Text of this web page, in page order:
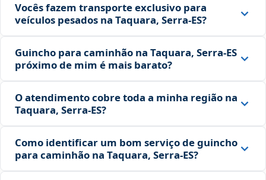
Vocês fazem transporte exclusivo para
veículos pesados na Taquara, Serra‑ES?
Guincho para caminhão na Taquara, Serra‑ES
próximo de mim é mais barato?
O atendimento cobre toda a minha região na
Taquara, Serra‑ES?
Como identificar um bom serviço de guincho
para caminhão na Taquara, Serra‑ES?